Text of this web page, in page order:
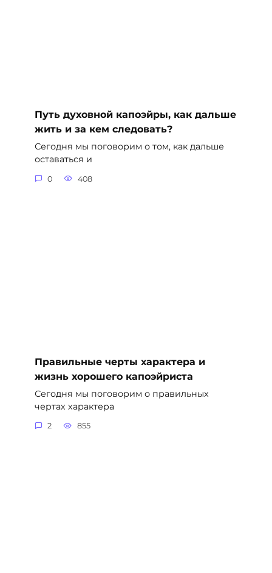
Путь духовной капоэйры, как дальше
жить и за кем следовать?
Сегодня мы поговорим о том, как дальше
оставаться и
0 408
Правильные черты характера и
жизнь хорошего капоэйриста
Сегодня мы поговорим о правильных
чертах характера
2 855